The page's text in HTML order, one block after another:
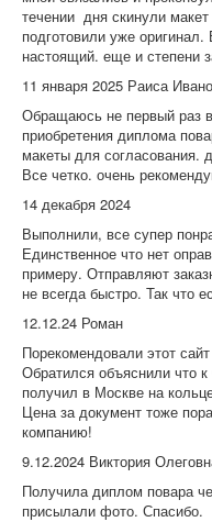
течении дня скинули
подготовили уже
настоящий. еще и степени
11 января 2025 Раиса
Обращаюсь не первый раз
приобретения диплома
макеты для согласования.
Все четко. очень
14 декабря 2024
Выполнили, все супер
Единственное что нет
примеру. Отправляют
не всегда быстро. Так что
12.12.24 Роман
Порекомендовали этот
Обратился объяснили что
получил в Москве на
Цена за документ тоже
компанию!
9.12.2024 Виктория
Получила диплом повара
присылали фото. Спасибо.